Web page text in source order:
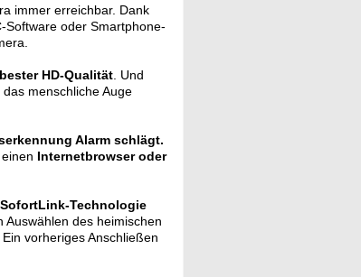
immer erreichbar. Dank
Software oder Smartphone-
HD-Qualität . Und
menschliche Auge
Alarm schlägt.
Internetbrowser oder
Technologie
des heimischen
Ein vorheriges Anschließen